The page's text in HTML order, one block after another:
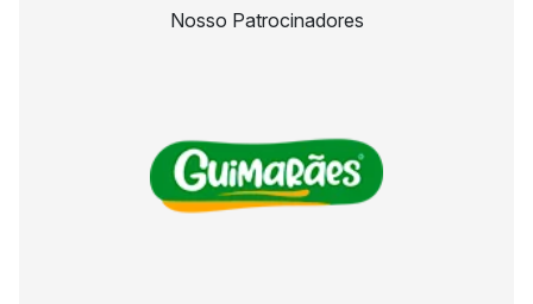
quinteto) e 25km (solo, dupla e
estão disponíveis no website
www.summer48k.com.br.
Nosso Patrocinadores